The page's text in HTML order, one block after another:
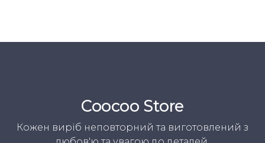
Coocoo Store
Кожен виріб неповторний та виготовлений з